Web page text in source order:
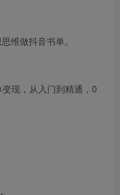
维做抖音书单。